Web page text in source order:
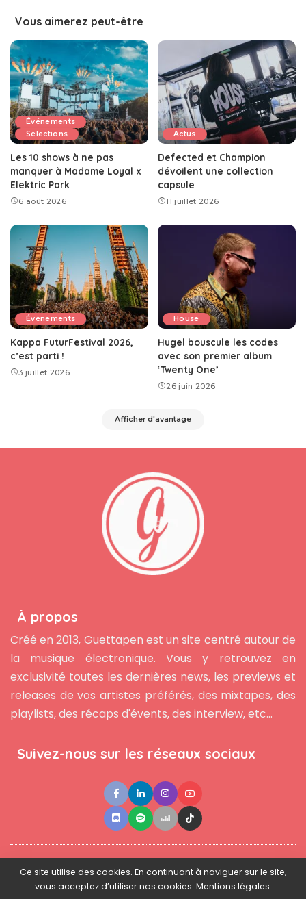
Vous aimerez peut-être
Événements
Sélections
Les 10 shows à ne pas
manquer à Madame Loyal x
Elektric Park
6 août 2026
Actus
Defected et Champion
dévoilent une collection
capsule
11 juillet 2026
Événements
Kappa FuturFestival 2026,
c’est parti !
3 juillet 2026
House
Hugel bouscule les codes
avec son premier album
‘Twenty One’
26 juin 2026
Afficher d'avantage
À propos
Créé en 2013, Guettapen est un site centré autour de
la musique électronique. Vous y retrouvez en
exclusivité toutes les dernières news, les previews et
releases de vos artistes préférés, des mixtapes, des
playlists, des récaps d'évents, des interview, etc...
Suivez-nous sur les réseaux sociaux
Contact ●Newsletter ● L'équipe ● Mentions légales
Ce site utilise des cookies. En continuant à naviguer sur le site,
vous acceptez d’utiliser nos cookies. Mentions légales.